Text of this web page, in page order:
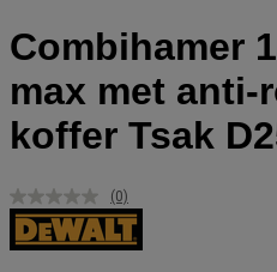
Combihamer
max met anti-
koffer Tsak
Geen
scorewaarde.
Dezelfde
(0)